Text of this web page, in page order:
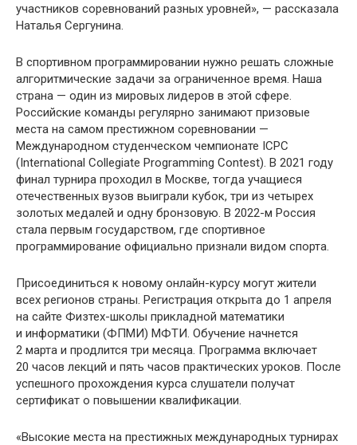
участников соревнований разных уровней», — рассказала
Наталья Сергунина.
В спортивном программировании нужно решать сложные
алгоритмические задачи за ограниченное время. Наша
страна — один из мировых лидеров в этой сфере.
Российские команды регулярно занимают призовые
места на самом престижном соревновании —
Международном студенческом чемпионате ICPC
(International Collegiate Programming Contest). В 2021 году
финал турнира проходил в Москве, тогда учащиеся
отечественных вузов выиграли кубок, три из четырех
золотых медалей и одну бронзовую. В 2022-м Россия
стала первым государством, где спортивное
программирование официально признали видом спорта.
Присоединиться к новому онлайн-курсу могут жители
всех регионов страны. Регистрация открыта до 1 апреля
на сайте Физтех-школы прикладной математики
и информатики (ФПМИ) МФТИ. Обучение начнется
2 марта и продлится три месяца. Программа включает
20 часов лекций и пять часов практических уроков. После
успешного прохождения курса слушатели получат
сертификат о повышении квалификации.
«Высокие места на престижных международных турнирах